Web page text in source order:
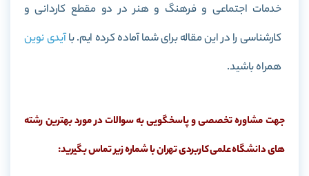
خدمات اجتماعی و فرهنگ و هنر در دو مقطع کاردانی و
کارشناسی را در این مقاله برای شما آماده کرده ایم. باآیدی نوین
همراه باشید.
جهت مشاوره تخصصی و پاسخگویی به سوالات در مورد بهترین رشته
های دانشگاه علمی کاربردی تهران با شماره زیر تماس بگیرید: